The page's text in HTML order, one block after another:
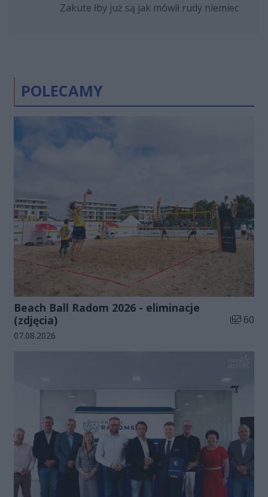
Zakute łby już są jak mówił rudy niemiec
POLECAMY
Beach Ball Radom 2026 - eliminacje
(zdjęcia)
Liczba
60
Data dodania galerii:
07.08.2026